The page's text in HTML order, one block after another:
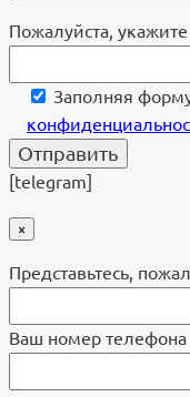
Пожалуйста,
Заполняя
[telegram]
×
Представьтесь,
Ваш номер телефона